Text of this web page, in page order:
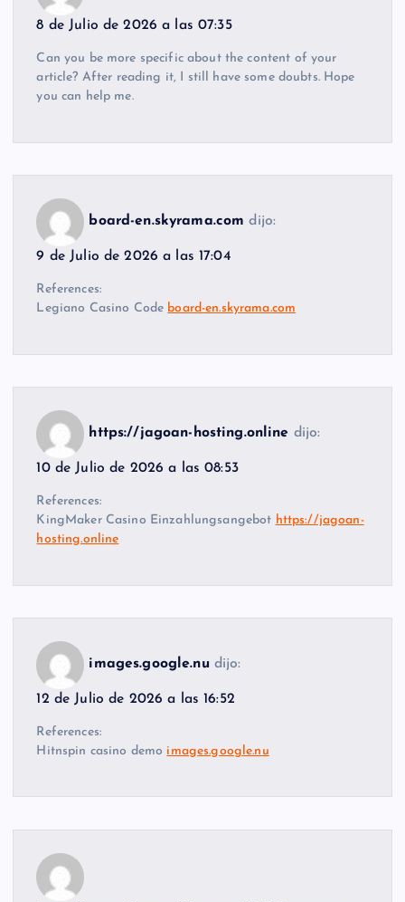
8 de Julio de 2026 a las 07:35
Can you be more specific about the content of your
article? After reading it, I still have some doubts. Hope
you can help me.
board-en.skyrama.com dijo:
9 de Julio de 2026 a las 17:04
References:
Legiano Casino Code board-en.skyrama.com
https://jagoan-hosting.online dijo:
10 de Julio de 2026 a las 08:53
References:
KingMaker Casino Einzahlungsangebot https://jagoan-
hosting.online
images.google.nu dijo:
12 de Julio de 2026 a las 16:52
References:
Hitnspin casino demo images.google.nu